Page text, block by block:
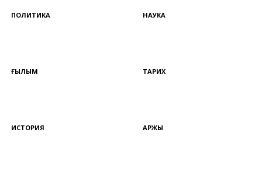
ПОЛИТИКА НАУКА
ҒЫЛЫМ ТАРИХ
ИСТОРИЯ ҚАРЖЫ